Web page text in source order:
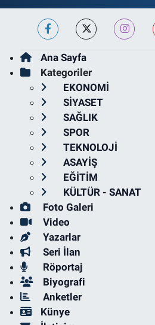
Ana Sayfa
Kategoriler
EKONOMİ
SİYASET
SAĞLIK
SPOR
TEKNOLOJİ
ASAYİŞ
EĞİTİM
KÜLTÜR - SANAT
Foto Galeri
Video
Yazarlar
Seri İlan
Röportaj
Biyografi
Anketler
Künye